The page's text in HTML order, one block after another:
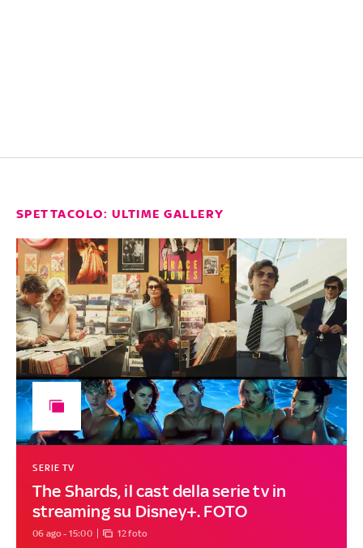
SPETTACOLO: ULTIME GALLERY
The Shards, il cast della serie tv in
streaming su Disney+. FOTO
SERIE TV
06 ago - 15:00 12 foto